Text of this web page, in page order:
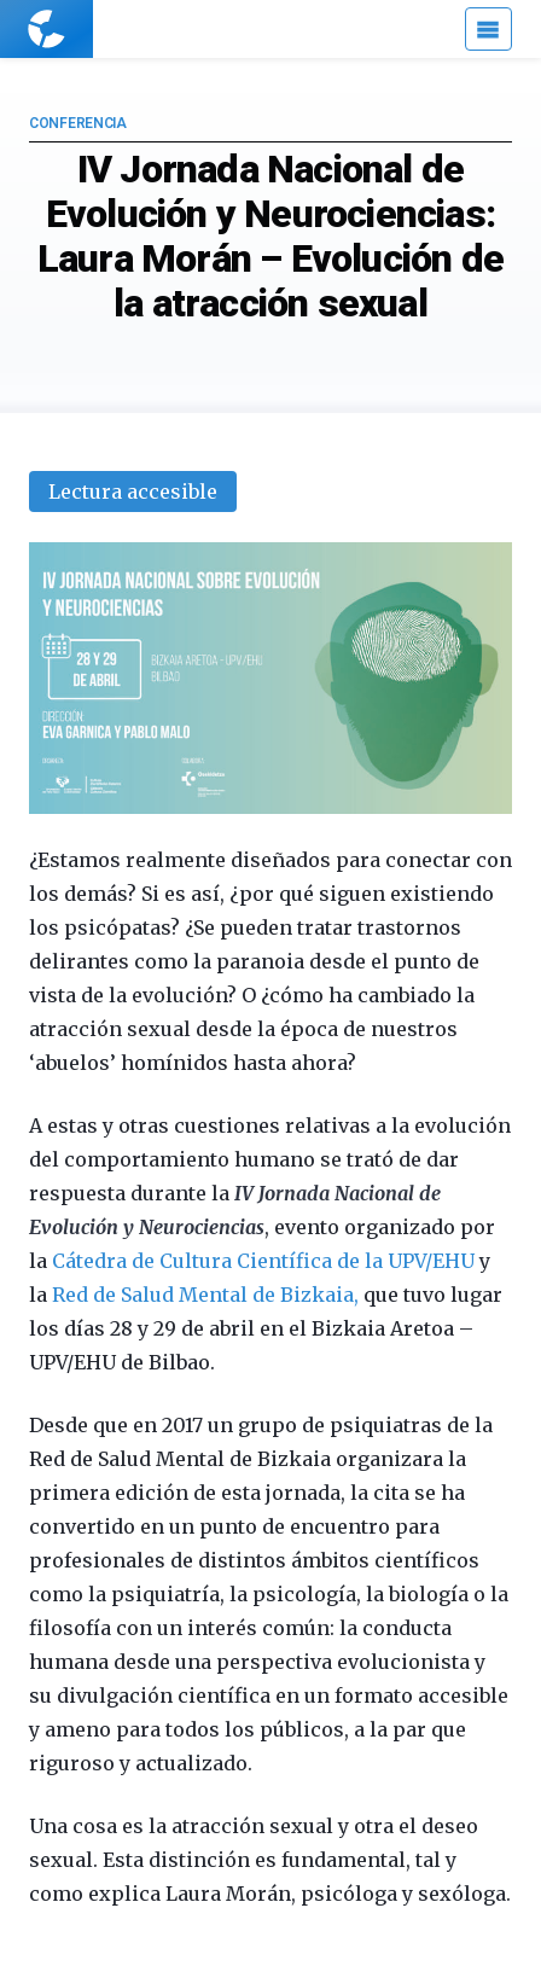
Cuaderno
IV Jornada Nacional de
Evolución y Neurociencias:
Laura Morán – Evolución de
la atracción sexual
CONFERENCIA
Lectura accesible
¿Estamos realmente diseñados para conectar con
los demás? Si es así, ¿por qué siguen existiendo
los psicópatas? ¿Se pueden tratar trastornos
delirantes como la paranoia desde el punto de
vista de la evolución? O ¿cómo ha cambiado la
atracción sexual desde la época de nuestros
‘abuelos’ homínidos hasta ahora?
A estas y otras cuestiones relativas a la evolución
del comportamiento humano se trató de dar
respuesta durante la IV Jornada Nacional de
Evolución y Neurociencias, evento organizado por
la Cátedra de Cultura Científica de la UPV/EHUy
la Red de Salud Mental de Bizkaia, que tuvo lugar
los días 28 y 29 de abril en el Bizkaia Aretoa –
UPV/EHU de Bilbao.
Desde que en 2017 un grupo de psiquiatras de la
Red de Salud Mental de Bizkaia organizara la
primera edición de esta jornada, la cita se ha
convertido en un punto de encuentro para
profesionales de distintos ámbitos científicos
como la psiquiatría, la psicología, la biología o la
filosofía con un interés común: la conducta
humana desde una perspectiva evolucionista y
su divulgación científica en un formato accesible
y ameno para todos los públicos, a la par que
riguroso y actualizado.
Una cosa es la atracción sexual y otra el deseo
sexual. Esta distinción es fundamental, tal y
como explica Laura Morán, psicóloga y sexóloga.